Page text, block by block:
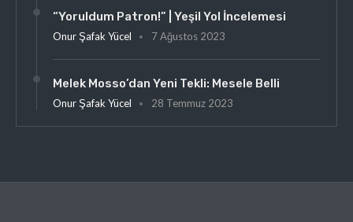
“Yoruldum Patron!” | Yeşil Yol İncelemesi
Onur Şafak Yücel 7 Ağustos 2023
Melek Mosso’dan Yeni Tekli: Mesele Belli
Onur Şafak Yücel 28 Temmuz 2023